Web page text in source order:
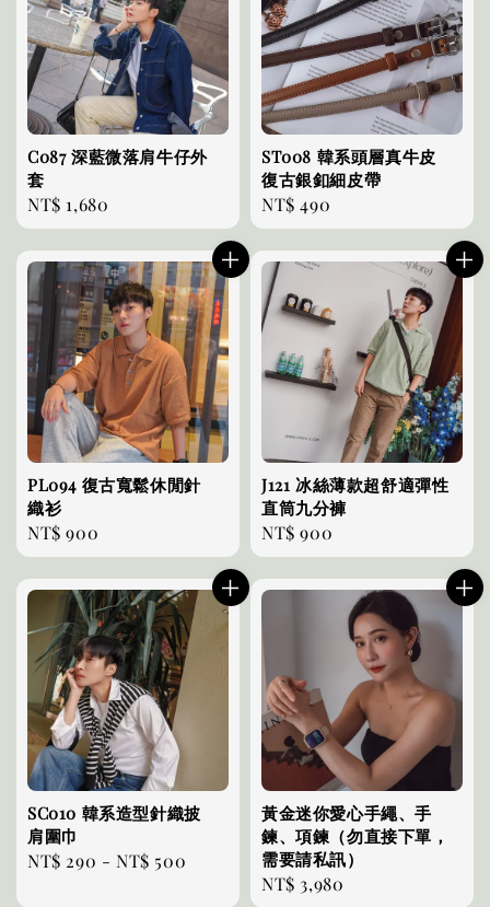
C087 深藍微落肩牛仔外
套
Regular
price
NT$ 1,680
ST008 韓系頭層真牛皮
復古銀釦細皮帶
Regular
price
NT$ 490
PL094 復古寬鬆休閒針
織衫
Regular
price
NT$ 900
J121 冰絲薄款超舒適彈性
直筒九分褲
Regular
price
NT$ 900
SC010 韓系造型針織披
肩圍巾
Regular
NT$ 290 -NT$ 500
黃金迷你愛心手繩、手
鍊、項鍊（勿直接下單，
需要請私訊）
Regular
NT$ 3,980